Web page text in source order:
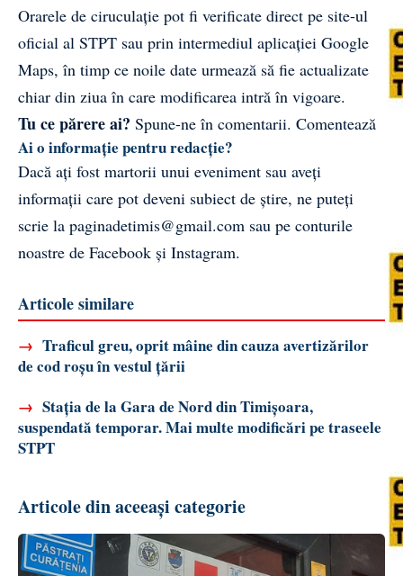
Orarele de ciruculație pot fi verificate direct pe site-ul
oficial al STPT sau prin intermediul aplicației Google
Maps, în timp ce noile date urmează să fie actualizate
chiar din ziua în care modificarea intră în vigoare.
Tu ce părere ai? Spune-ne în comentarii. Comentează
Ai o informație pentru redacție?
Dacă ați fost martorii unui eveniment sau aveți
informații care pot deveni subiect de știre, ne puteți
scrie la paginadetimis@gmail.com sau pe conturile
noastre de Facebook și Instagram.
Articole similare
→ Traficul greu, oprit mâine din cauza avertizărilor
de cod roșu în vestul țării
→ Stația de la Gara de Nord din Timișoara,
suspendată temporar. Mai multe modificări pe traseele
STPT
Articole din aceeași categorie